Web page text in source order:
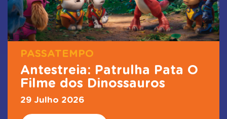
PASSATEMPO
Antestreia: Patrulha Pata O
Filme dos Dinossauros
29 Julho 2026